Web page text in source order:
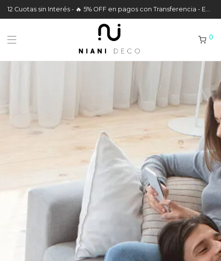
12 Cuotas sin Interés - 🔥 5% OFF en pagos con Transferencia - Envíos a todo el País
0